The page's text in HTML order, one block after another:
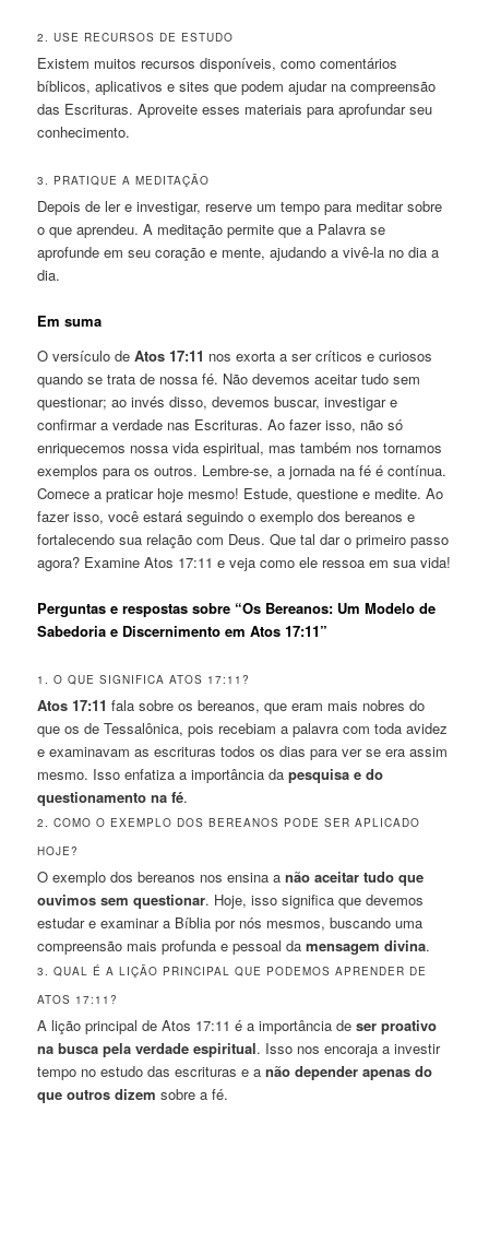
2. USE RECURSOS DE ESTUDO
Existem muitos recursos disponíveis, como comentários
bíblicos, aplicativos e sites que podem ajudar na compreensão
das Escrituras. Aproveite esses materiais para aprofundar seu
conhecimento.
3. PRATIQUE A MEDITAÇÃO
Depois de ler e investigar, reserve um tempo para meditar sobre
o que aprendeu. A meditação permite que a Palavra se
aprofunde em seu coração e mente, ajudando a vivê-la no dia a
dia.
Em suma
O versículo deAtos 17:11 nos exorta a ser críticos e curiosos
quando se trata de nossa fé. Não devemos aceitar tudo sem
questionar; ao invés disso, devemos buscar, investigar e
confirmar a verdade nas Escrituras. Ao fazer isso, não só
enriquecemos nossa vida espiritual, mas também nos tornamos
exemplos para os outros. Lembre-se, a jornada na fé é contínua.
Comece a praticar hoje mesmo! Estude, questione e medite. Ao
fazer isso, você estará seguindo o exemplo dos bereanos e
fortalecendo sua relação com Deus. Que tal dar o primeiro passo
agora? Examine Atos 17:11 e veja como ele ressoa em sua vida!
Perguntas e respostas sobre “Os Bereanos: Um Modelo de
Sabedoria e Discernimento em Atos 17:11”
1. O QUE SIGNIFICA ATOS 17:11?
Atos 17:11 fala sobre os bereanos, que eram mais nobres do
que os de Tessalônica, pois recebiam a palavra com toda avidez
e examinavam as escrituras todos os dias para ver se era assim
mesmo. Isso enfatiza a importância dapesquisa e do
questionamento na fé.
2. COMO O EXEMPLO DOS BEREANOS PODE SER APLICADO
HOJE?
O exemplo dos bereanos nos ensina anão aceitar tudo que
ouvimos sem questionar. Hoje, isso significa que devemos
estudar e examinar a Bíblia por nós mesmos, buscando uma
compreensão mais profunda e pessoal damensagem divina.
3. QUAL É A LIÇÃO PRINCIPAL QUE PODEMOS APRENDER DE
ATOS 17:11?
A lição principal de Atos 17:11 é a importância deser proativo
na busca pela verdade espiritual. Isso nos encoraja a investir
tempo no estudo das escrituras e anão depender apenas do
que outros dizem sobre a fé.